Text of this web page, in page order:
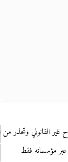
غير القانوني وتحذر من
عبر مؤسساته فقط